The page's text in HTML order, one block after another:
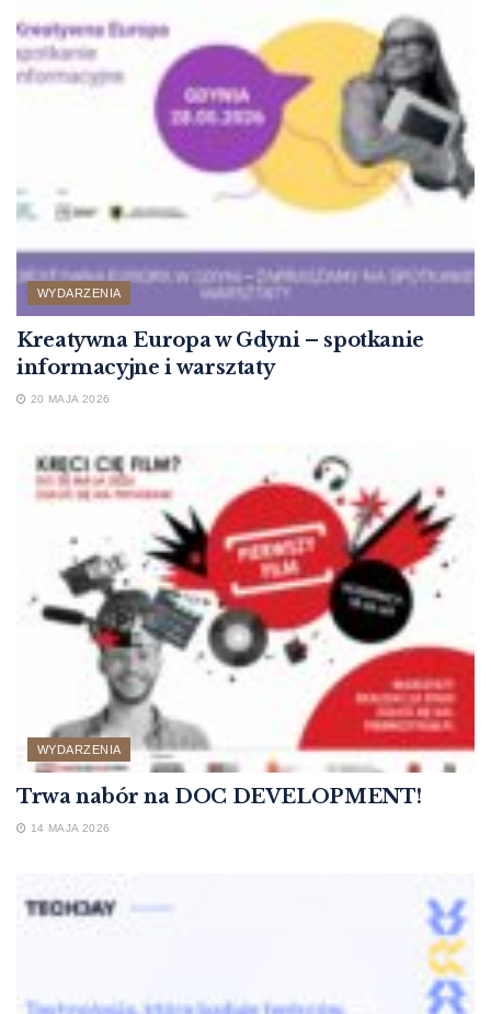
WYDARZENIA
Kreatywna Europa w Gdyni – spotkanie
informacyjne i warsztaty
20 MAJA 2026
WYDARZENIA
Trwa nabór na DOC DEVELOPMENT!
14 MAJA 2026